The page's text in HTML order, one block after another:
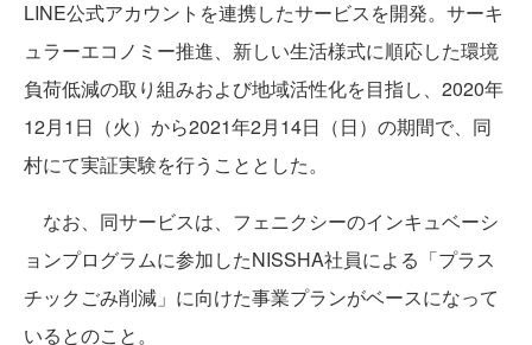
LINE公式アカウントを連携したサービスを開発。サーキ
ュラーエコノミー推進、新しい生活様式に順応した環境
負荷低減の取り組みおよび地域活性化を目指し、2020年
12月1日（火）から2021年2月14日（日）の期間で、同
村にて実証実験を行うこととした。
なお、同サービスは、フェニクシーのインキュベーシ
ョンプログラムに参加したNISSHA社員による「プラス
チックごみ削減」に向けた事業プランがベースになって
いるとのこと。